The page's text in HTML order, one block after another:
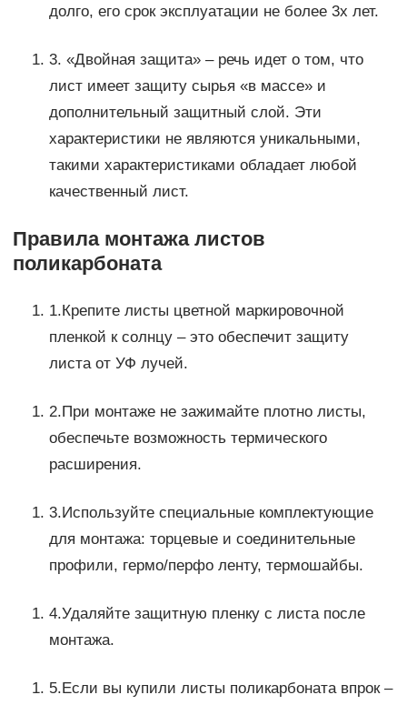
долго, его срок эксплуатации не более 3х лет.
3. «Двойная защита» – речь идет о том, что
лист имеет защиту сырья «в массе» и
дополнительный защитный слой. Эти
характеристики не являются уникальными,
такими характеристиками обладает любой
качественный лист.
Правила монтажа листов
поликарбоната
1.Крепите листы цветной маркировочной
пленкой к солнцу – это обеспечит защиту
листа от УФ лучей.
2.При монтаже не зажимайте плотно листы,
обеспечьте возможность термического
расширения.
3.Используйте специальные комплектующие
для монтажа: торцевые и соединительные
профили, гермо/перфо ленту, термошайбы.
4.Удаляйте защитную пленку с листа после
монтажа.
5.Если вы купили листы поликарбоната впрок –